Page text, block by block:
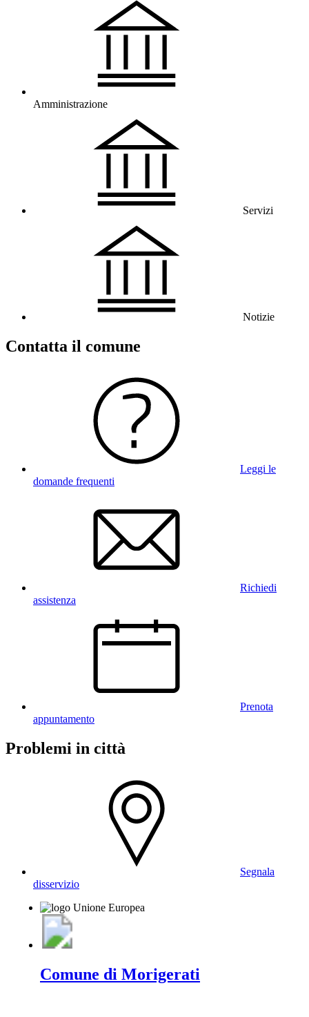
Amministrazione
Servizi
Notizie
Contatta il comune
Leggi le
domande frequenti
Richiedi
assistenza
Prenota
appuntamento
Problemi in città
Segnala
disservizio
Comune di Morigerati